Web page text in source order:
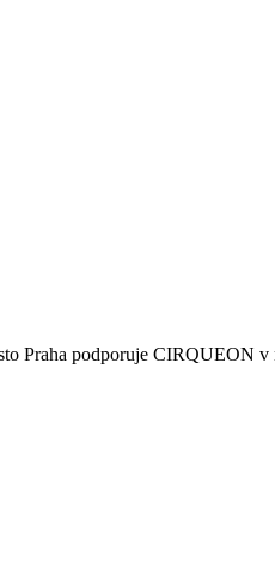
Praha podporuje CIRQUEON v